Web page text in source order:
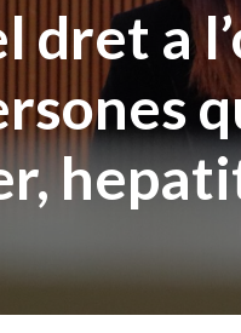
dret a